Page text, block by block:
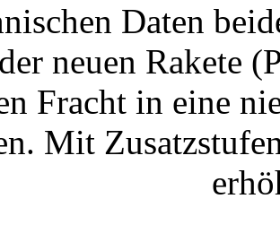
Daten
neuen Rakete
Fracht in eine
Mit